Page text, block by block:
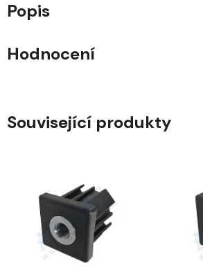
Popis
Hodnocení
Související produkty